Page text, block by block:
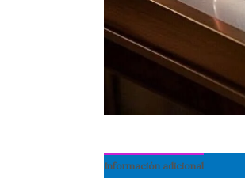
Información adicional